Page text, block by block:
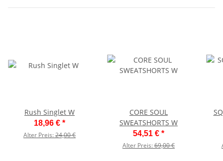
Rush Singlet W
18,96 € *
Alter Preis:24,00 €
CORE SOUL
SWEATSHORTS W
54,51 € *
Alter Preis:69,00 €